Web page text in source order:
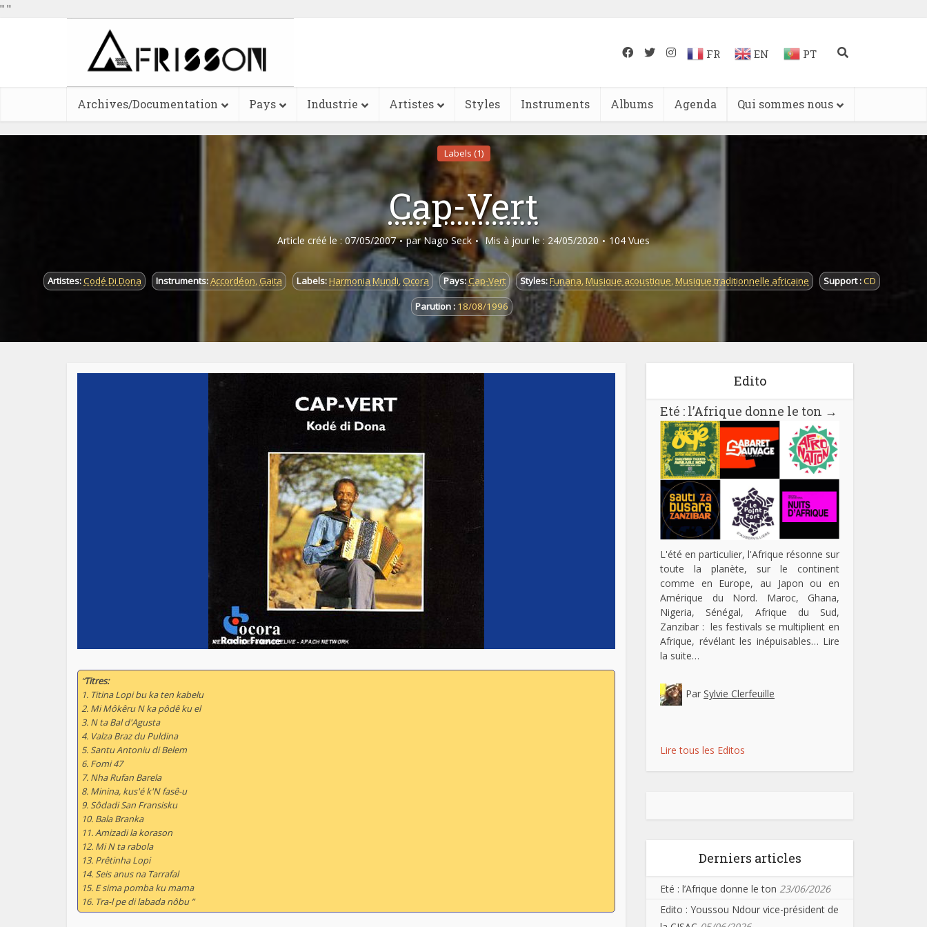
" "
FR EN PT
Archives/Documentation Pays Industrie Artistes Styles Instruments Albums Agenda Qui sommes nous
Labels (1)
Cap-Vert
Article créé le : 07/05/2007 par Nago Seck Mis à jour le : 24/05/2020 104 Vues
Artistes:Codé Di Dona Instruments:Accordéon, Gaita Labels:Harmonia Mundi,Ocora Pays: Cap-Vert Styles:Funana,Musique acoustique, Musique traditionnelle africaine Support :CD
Parution : 18/08/1996
“Titres:
1. Titina Lopi bu ka ten kabelu
2. Mi Môkêru N ka pôdê ku el
3. N ta Bal d'Agusta
4. Valza Braz du Puldina
5. Santu Antoniu di Belem
6. Fomi 47
7. Nha Rufan Barela
8. Minina, kus'é k'N fasê-u
9. Sôdadi San Fransisku
10. Bala Branka
11. Amizadi la korason
12. Mi N ta rabola
13. Prêtinha Lopi
14. Seis anus na Tarrafal
15. E sima pomba ku mama
16. Tra-l pe di labada nôbu ”
Edito
Eté : l’Afrique donne le ton →
L'été en particulier, l'Afrique résonne sur
toute la planète, sur le continent
comme en Europe, au Japon ou en
Amérique du Nord. Maroc, Ghana,
Nigeria, Sénégal, Afrique du Sud,
Zanzibar : les festivals se multiplient en
Afrique, révélant les inépuisables… Lire
la suite…
Par Sylvie Clerfeuille
Lire tous les Editos
Derniers articles
Eté : l’Afrique donne le ton 23/06/2026
Edito : Youssou Ndour vice-président de